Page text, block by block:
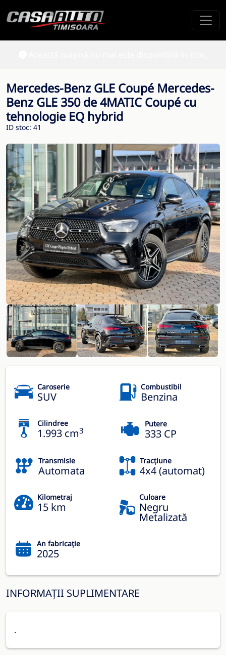
Mercedes-Benz GLE Coupé Mercedes-
Benz GLE 350 de 4MATIC Coupé cu
tehnologie EQ hybrid
ID stoc: 41
Caroserie
SUV
Combustibil
Benzina
Cilindree
1.993 cm3
Putere
333 CP
Transmisie
Automata
Tracțiune
4x4 (automat)
Kilometraj
15 km
Culoare
Negru
Metalizată
An fabricație
2025
INFORMAȚII SUPLIMENTARE
.